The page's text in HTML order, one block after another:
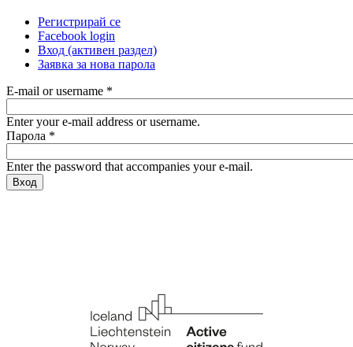
Регистрирай се
Facebook login
Вход (активен раздел)
Заявка за нова парола
E-mail or username *
Enter your e-mail address or username.
Парола *
Enter the password that accompanies your e-mail.